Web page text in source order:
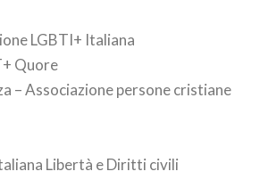
LGBTI+ Italiana
Quore
– Associazione persone cristiane
Libertà e Diritti civili